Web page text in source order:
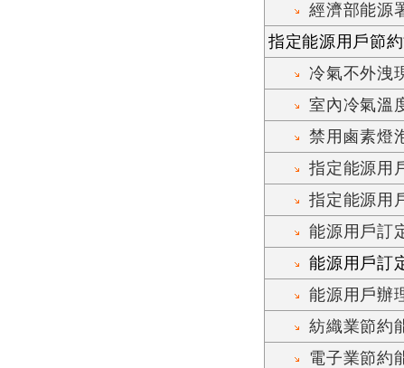
經濟部能源
指定能源用戶節
冷氣不外洩
室內冷氣溫
禁用鹵素燈
指定能源用
指定能源用
能源用戶訂
能源用戶訂
能源用戶辦
紡織業節約
電子業節約